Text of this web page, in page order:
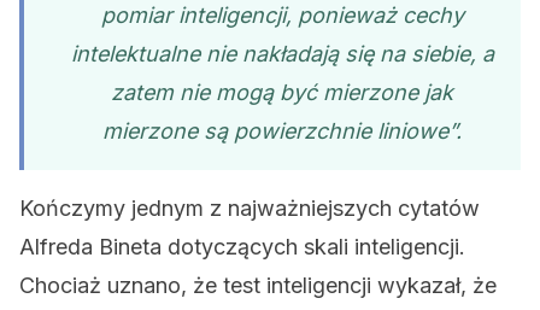
pomiar inteligencji, ponieważ cechy
intelektualne nie nakładają się na siebie, a
zatem nie mogą być mierzone jak
mierzone są powierzchnie liniowe”.
Kończymy jednym z najważniejszych cytatów
Alfreda Bineta dotyczących skali inteligencji.
Chociaż uznano, że test inteligencji wykazał, że